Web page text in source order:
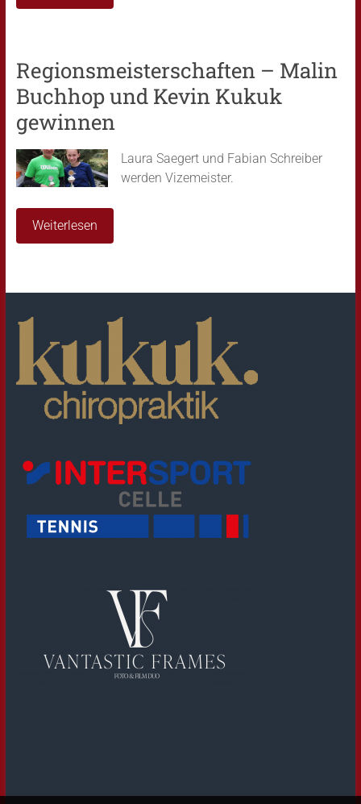
Regionsmeisterschaften – Malin
Buchhop und Kevin Kukuk
gewinnen
Laura Saegert und Fabian Schreiber
werden Vizemeister.
Weiterlesen